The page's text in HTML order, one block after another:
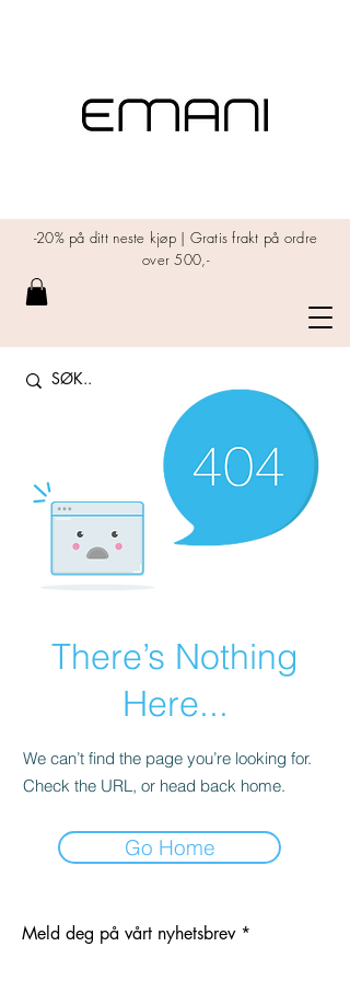
-20% på ditt neste kjøp | Gratis frakt på ordre
over 500,-
There’s Nothing
Here...
We can’t find the page you’re looking for.
Check the URL, or head back home.
Go Home
Meld deg på vårt nyhetsbrev